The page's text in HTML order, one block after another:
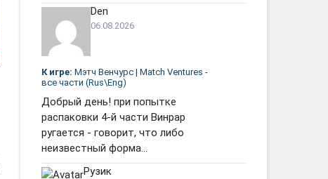
Den
06.08.2026
К игре: Мэтч Венчурс | Match Ventures -
все части (Rus\Eng)
Добрый день! при попытке
распаковки 4-й части Винрар
ругается - говорит, что либо
неизвестный форма...
Рузик